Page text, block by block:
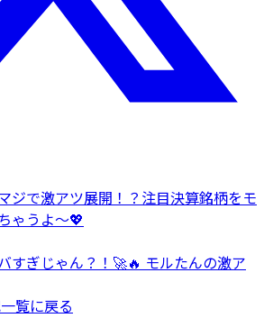
ジで激アツ展開！？注目決算銘柄をモ
ゃうよ〜💖
すぎじゃん？！🚀🔥 モルたんの激ア
覧に戻る